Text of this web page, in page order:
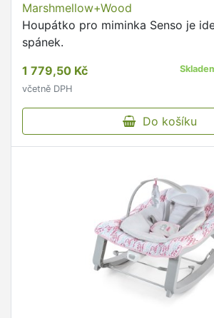
Marshmellow+Wood
Houpátko pro miminka Senso je
spánek.
1 779,50 Kč
včetně DPH
Do košíku